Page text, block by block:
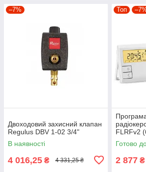
–7%
Двоходовий захисний клапан
Regulus DBV 1-02 3/4"
В наявності
4 016,25 ₴ 4 331,25 ₴
Топ
FLRFv2
Готово
2 877 ₴